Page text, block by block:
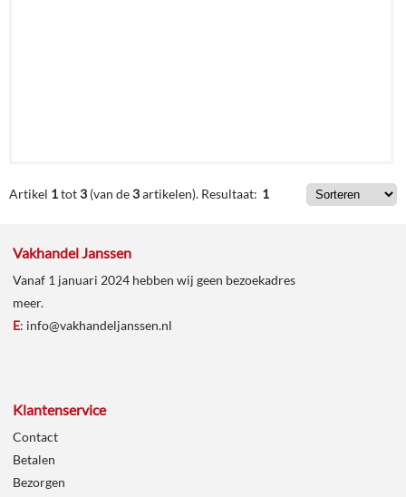
€217,39
Artikel 1tot3 (van de3artikelen). Resultaat: 1
Vakhandel Janssen
Vanaf 1 januari 2024 hebben wij geen bezoekadres
meer.
E: info@vakhandeljanssen.nl
Klantenservice
Contact
Betalen
Bezorgen